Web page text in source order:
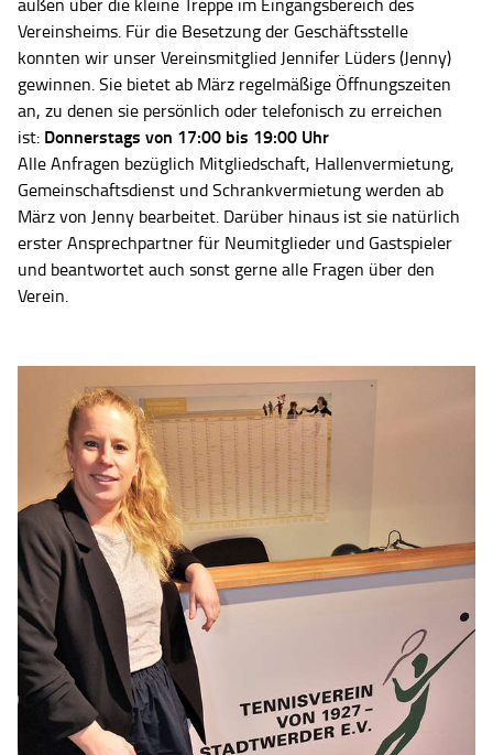
außen über die kleine Treppe im Eingangsbereich des
Vereinsheims. Für die Besetzung der Geschäftsstelle
konnten wir unser Vereinsmitglied Jennifer Lüders (Jenny)
gewinnen. Sie bietet ab März regelmäßige Öffnungszeiten
an, zu denen sie persönlich oder telefonisch zu erreichen
ist: Donnerstags von 17:00 bis 19:00 Uhr
Alle Anfragen bezüglich Mitgliedschaft, Hallenvermietung,
Gemeinschaftsdienst und Schrankvermietung werden ab
März von Jenny bearbeitet. Darüber hinaus ist sie natürlich
erster Ansprechpartner für Neumitglieder und Gastspieler
und beantwortet auch sonst gerne alle Fragen über den
Verein.